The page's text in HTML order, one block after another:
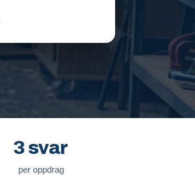
3 svar
per oppdrag